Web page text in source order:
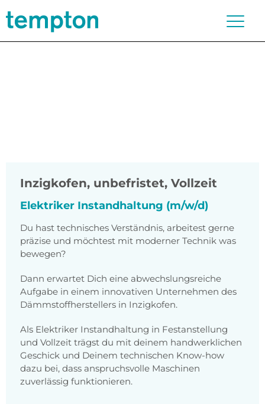
Inzigkofen, unbefristet, Vollzeit
Elektriker Instandhaltung (m/w/d)
Du hast technisches Verständnis, arbeitest gerne
präzise und möchtest mit moderner Technik was
bewegen?
Dann erwartet Dich eine abwechslungsreiche
Aufgabe in einem innovativen Unternehmen des
Dämmstoffherstellers in Inzigkofen.
Als Elektriker Instandhaltung in Festanstellung
und Vollzeit trägst du mit deinem handwerklichen
Geschick und Deinem technischen Know-how
dazu bei, dass anspruchsvolle Maschinen
zuverlässig funktionieren.